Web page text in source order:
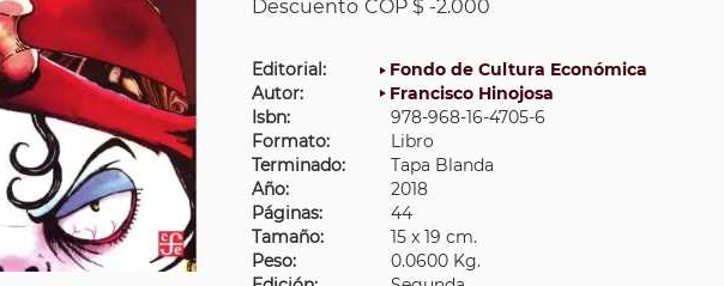
Descuento COP $ -2.000
Editorial:
Fondo de Cultura Económica
Autor:
Francisco Hinojosa
Isbn:
978-968-16-4705-6
Formato:
Libro
Terminado:
Tapa Blanda
Año:
2018
Páginas:
44
Tamaño:
15 x 19 cm.
Peso:
0.0600 Kg.